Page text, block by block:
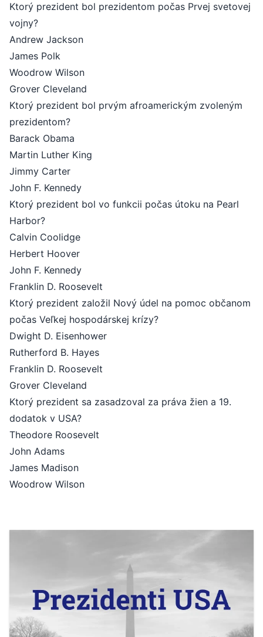
Ktorý prezident bol prezidentom počas Prvej svetovej
vojny?
Andrew Jackson
James Polk
Woodrow Wilson
Grover Cleveland
Ktorý prezident bol prvým afroamerickým zvoleným
prezidentom?
Barack Obama
Martin Luther King
Jimmy Carter
John F. Kennedy
Ktorý prezident bol vo funkcii počas útoku na Pearl
Harbor?
Calvin Coolidge
Herbert Hoover
John F. Kennedy
Franklin D. Roosevelt
Ktorý prezident založil Nový údel na pomoc občanom
počas Veľkej hospodárskej krízy?
Dwight D. Eisenhower
Rutherford B. Hayes
Franklin D. Roosevelt
Grover Cleveland
Ktorý prezident sa zasadzoval za práva žien a 19.
dodatok v USA?
Theodore Roosevelt
John Adams
James Madison
Woodrow Wilson